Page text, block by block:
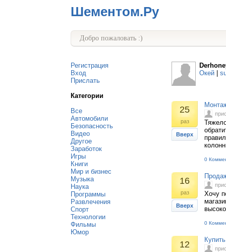
Шементом.Ру
Добро пожаловать :)
Регистрация
Вход
Прислать
Категории
Все
Автомобили
Безопасность
Видео
Другое
Заработок
Игры
Книги
Мир и бизнес
Музыка
Наука
Программы
Развлечения
Спорт
Технологии
Фильмы
Юмор
Окей
25
раз
Вверх
0
16
раз
Вверх
Хочу
0
12